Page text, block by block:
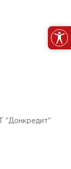
"Донкредит"